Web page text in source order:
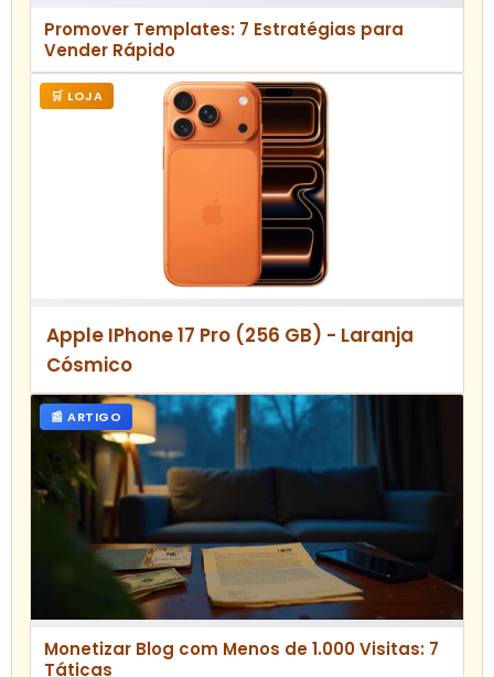
Promover Templates: 7 Estratégias para
Vender Rápido
🛒 LOJA
Apple IPhone 17 Pro (256 GB) - Laranja
Cósmico
📰 ARTIGO
Monetizar Blog com Menos de 1.000 Visitas: 7
Táticas